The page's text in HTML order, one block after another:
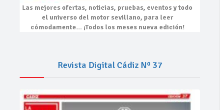
Las mejores ofertas, noticias, pruebas, eventosy todo
el universo del motor sevillano, para leer
cómodamente… ¡Todos los meses nueva edición!
Revista Digital Cádiz Nº 37